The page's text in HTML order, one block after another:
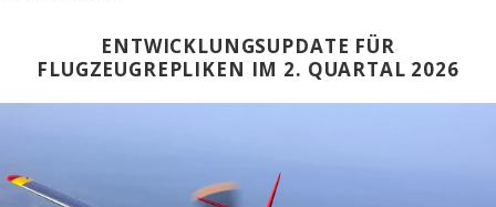
ENTWICKLUNGSUPDATE FÜR
FLUGZEUGREPLIKEN IM 2. QUARTAL 2026